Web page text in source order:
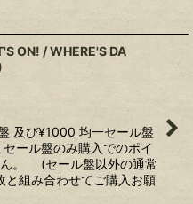
ON! / WHERE'S DA
及び¥1000 均一セール盤
ール盤のみ購入でのポイ
ん。 (セール盤以外の通常
と組み合わせてご購入お願